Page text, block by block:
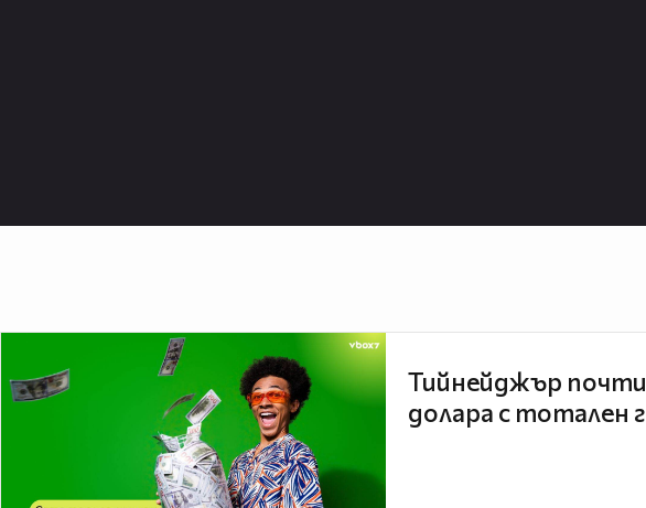
Тийнейджър почти
долара с тотален